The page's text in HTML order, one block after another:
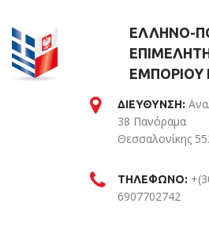
ΕΛΛΗΝΟ-
ΕΜΠΟΡΙΟΥ
ΔΙΕΥΘΥΝΣΗ:
38 Πανόραμα
Θεσσαλονίκης
ΤΗΛΕΦΩΝΟ:
6907702742